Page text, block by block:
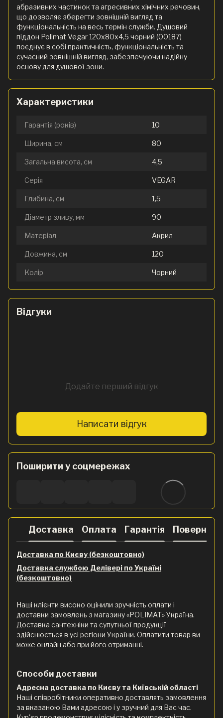
абразивних частинок та агресивних хімічних речовин,
що дозволяє зберегти зовнішній вигляд та
функціональність на весь термін служби. Душовий
піддон Polimat Vegar 120x80x4,5 чорний (00187)
поєднує в собі практичність, функціональність та
сучасний зовнішній вигляд, забезпечуючи надійну
основу для душової зони.
Характеристики
Гарантія (років) 10
Ширина, см 80
Загальна висота, см 4,5
Серія VEGAR
Глибина, см 1,5
Діаметр зливу, мм 90
Матеріал Акрил
Довжина, см 120
Колір Чорний
Відгуки
Додайте перший відгук
Написати відгук
Поширити у соцмережах
Доставка Оплата Гарантія
Доставка по Києву (безкоштовно)
Доставка службою Делівері по Україні
(безкоштовно)
Наші клієнти високо оцінили зручність оплати і
доставки замовлень з магазину «POLIMAT» Україна.
Доставка сантехніки та супутньої продукції
здійснюється в усі регіони України. Оплатити товар ви
може онлайн або при його отриманні.
Способи доставки
Адресна доставка по Києву та Київській області
Наші співробітники оперативно доставлять замовлення
за вказаною Вами адресою і у зручний для Вас час.